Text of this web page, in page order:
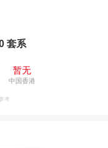
套系
暂无
中国香港
考